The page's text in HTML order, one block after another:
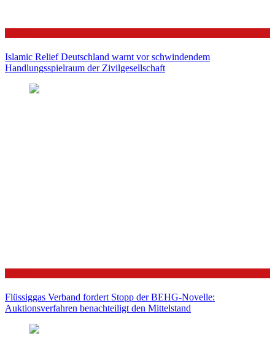
Islamic Relief Deutschland warnt vor schwindendem
Handlungsspielraum der Zivilgesellschaft
Flüssiggas Verband fordert Stopp der BEHG-Novelle:
Auktionsverfahren benachteiligt den Mittelstand